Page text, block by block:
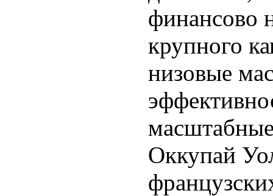
финансово
крупного
низовые
Оккупай